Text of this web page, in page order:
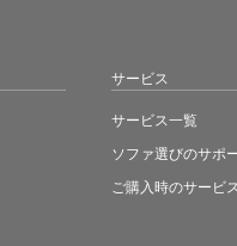
サービス
サービス一覧
ソファ選びのサポ
ご購入時のサービス